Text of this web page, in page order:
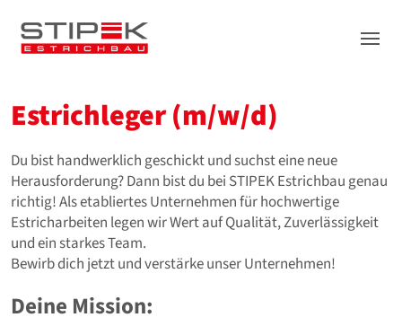
Stipek
Referenzen
News
Downloads
Jobs
Estrichleger (m/w/d)
Du bist handwerklich geschickt und suchst eine neue
Herausforderung? Dann bist du bei STIPEK Estrichbau genau
richtig! Als etabliertes Unternehmen für hochwertige
Estricharbeiten legen wir Wert auf Qualität, Zuverlässigkeit
und ein starkes Team.
Bewirb dich jetzt und verstärke unser Unternehmen!
Deine Mission: